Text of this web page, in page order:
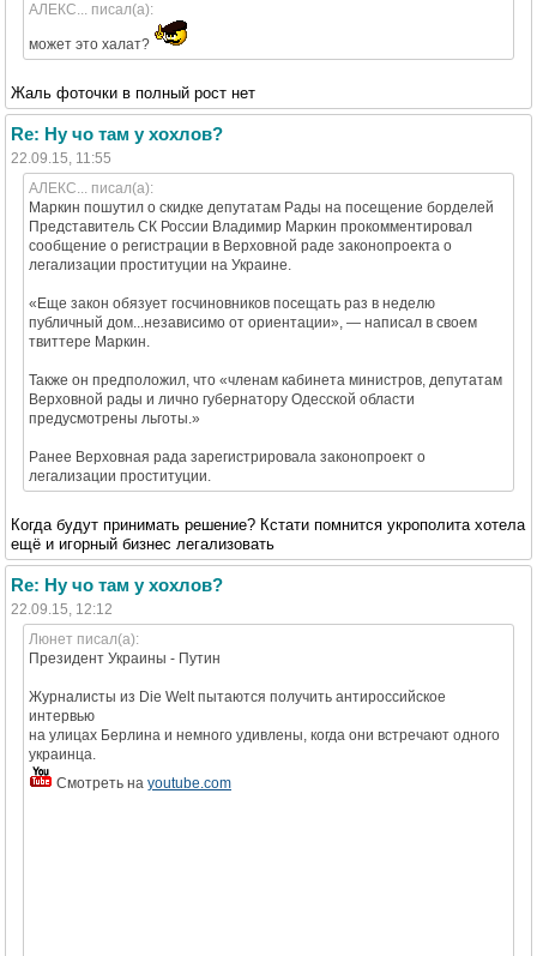
АЛЕКС... писал(а):
может это халат?
Жаль фоточки в полный рост нет
Re: Ну чо там у хохлов?
22.09.15, 11:55
АЛЕКС... писал(а):
Маркин пошутил о скидке депутатам Рады на посещение борделей
Представитель СК России Владимир Маркин прокомментировал
сообщение о регистрации в Верховной раде законопроекта о
легализации проституции на Украине.
«Еще закон обязует госчиновников посещать раз в неделю
публичный дом...независимо от ориентации», — написал в своем
твиттере Маркин.
Также он предположил, что «членам кабинета министров, депутатам
Верховной рады и лично губернатору Одесской области
предусмотрены льготы.»
Ранее Верховная рада зарегистрировала законопроект о
легализации проституции.
Когда будут принимать решение? Кстати помнится укрополита хотела
ещё и игорный бизнес легализовать
Re: Ну чо там у хохлов?
22.09.15, 12:12
Люнет писал(а):
Президент Украины - Путин
Журналисты из Die Welt пытаются получить антироссийское
интервью
на улицах Берлина и немного удивлены, когда они встречают одного
украинца.
Смотреть на youtube.com